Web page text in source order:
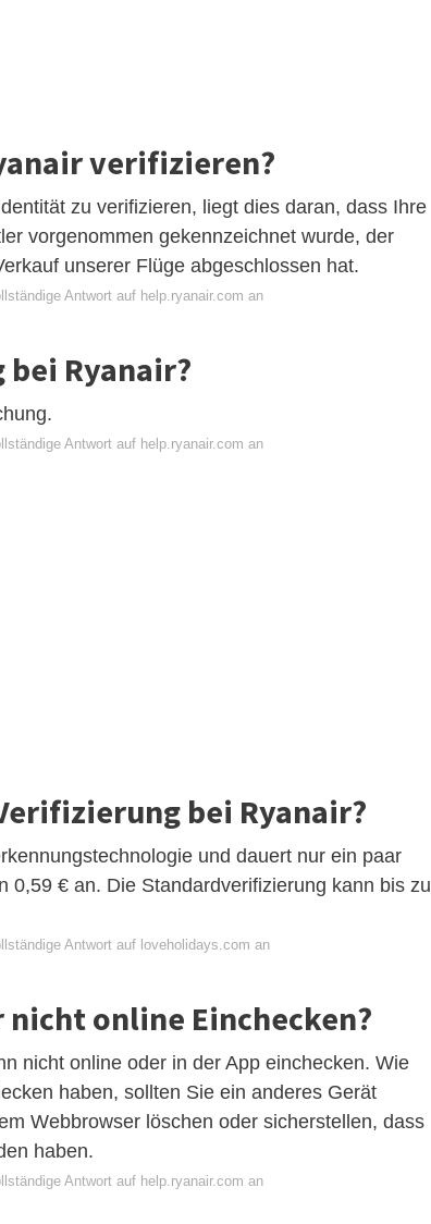
verifizieren?
zu verifizieren, liegt dies daran, dass Ihre
vorgenommen gekennzeichnet wurde, der
unserer Flüge abgeschlossen hat.
Antwort auf help.ryanair.com an
Ryanair?
Antwort auf help.ryanair.com an
bei Ryanair?
und dauert nur ein paar
0,59 € an. Die Standardverifizierung kann bis zu
Antwort auf loveholidays.com an
online Einchecken?
nicht online oder in der App einchecken. Wie
haben, sollten Sie ein anderes Gerät
Webbrowser löschen oder sicherstellen, dass
haben.
Antwort auf help.ryanair.com an